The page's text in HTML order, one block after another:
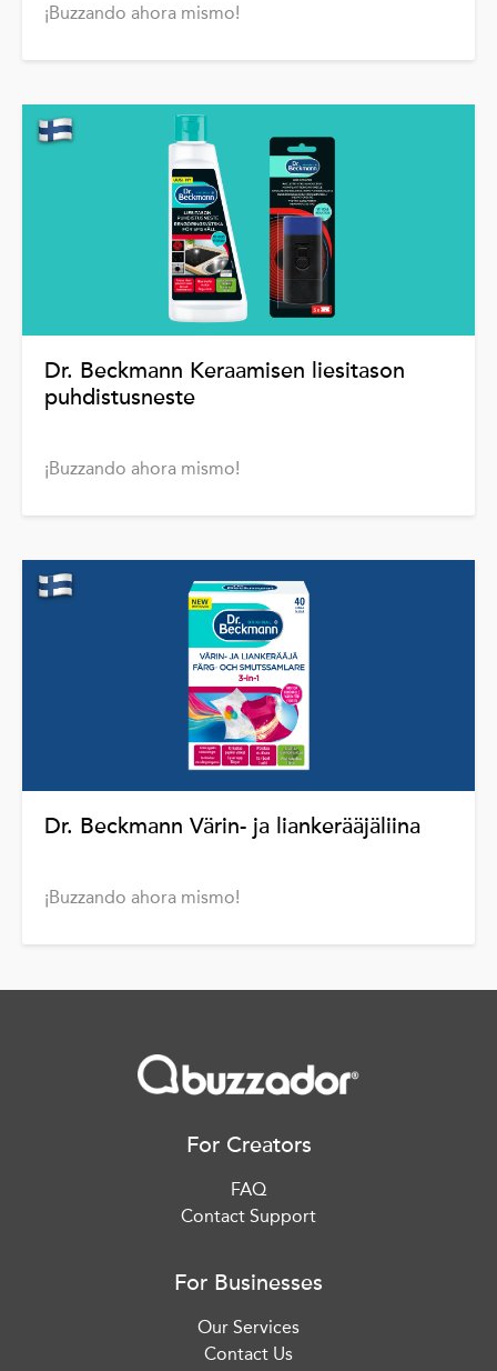
¡Buzzando ahora mismo!
Dr. Beckmann Keraamisen liesitason
puhdistusneste
¡Buzzando ahora mismo!
Dr. Beckmann Värin- ja liankerääjäliina
¡Buzzando ahora mismo!
For Creators
FAQ
Contact Support
For Businesses
Our Services
Contact Us